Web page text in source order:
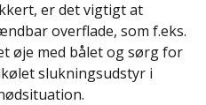
er det vigtigt at
overflade, som f.eks.
øje med bålet og sørg for
slukningsudstyr i